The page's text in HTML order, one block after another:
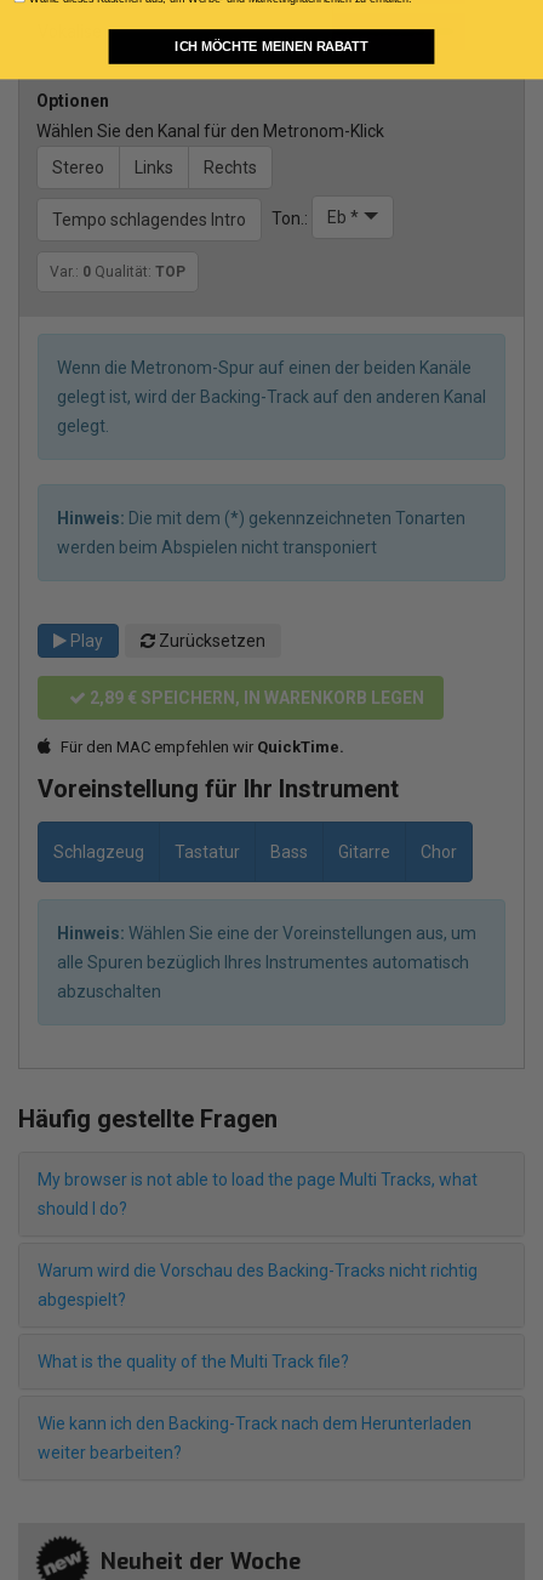
Optionen
Wählen Sie den Kanal für den Metronom-Klick
Stereo
Links Rechts
Tempo schlagendes Intro Ton.: Eb *
Var.: 0 Qualität: TOP
Wenn die Metronom-Spur auf einen der beiden Kanäle
gelegt ist, wird der Backing-Track auf den anderen Kanal
gelegt.
Hinweis: Die mit dem (*) gekennzeichneten Tonarten
werden beim Abspielen nicht transponiert
Play Zurücksetzen
2,89 € SPEICHERN, IN WARENKORB LEGEN
Für den MAC empfehlen wir QuickTime.
Voreinstellung für Ihr Instrument
Schlagzeug Tastatur Bass Gitarre Chor
Hinweis: Wählen Sie eine der Voreinstellungen aus, um
alle Spuren bezüglich Ihres Instrumentes automatisch
abzuschalten
Häufig gestellte Fragen
My browser is not able to load the page Multi Tracks, what
should I do?
Warum wird die Vorschau des Backing-Tracks nicht richtig
abgespielt?
What is the quality of the Multi Track file?
Wie kann ich den Backing-Track nach dem Herunterladen
weiter bearbeiten?
Neuheit der Woche
ICH MÖCHTE MEINEN RABATT